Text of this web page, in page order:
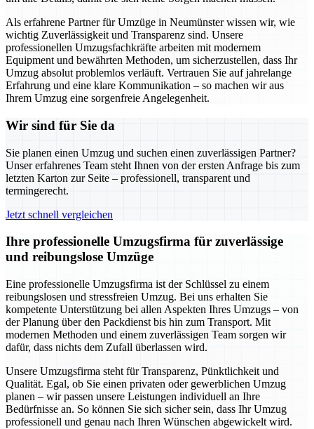
Als erfahrene Partner für Umzüge in Neumünster wissen wir, wie
wichtig Zuverlässigkeit und Transparenz sind. Unsere
professionellen Umzugsfachkräfte arbeiten mit modernem
Equipment und bewährten Methoden, um sicherzustellen, dass Ihr
Umzug absolut problemlos verläuft. Vertrauen Sie auf jahrelange
Erfahrung und eine klare Kommunikation – so machen wir aus
Ihrem Umzug eine sorgenfreie Angelegenheit.
Wir sind für Sie da
Sie planen einen Umzug und suchen einen zuverlässigen Partner?
Unser erfahrenes Team steht Ihnen von der ersten Anfrage bis zum
letzten Karton zur Seite – professionell, transparent und
termingerecht.
Jetzt schnell vergleichen
Ihre professionelle Umzugsfirma für zuverlässige
und reibungslose Umzüge
Eine professionelle Umzugsfirma ist der Schlüssel zu einem
reibungslosen und stressfreien Umzug. Bei uns erhalten Sie
kompetente Unterstützung bei allen Aspekten Ihres Umzugs – von
der Planung über den Packdienst bis hin zum Transport. Mit
modernen Methoden und einem zuverlässigen Team sorgen wir
dafür, dass nichts dem Zufall überlassen wird.
Unsere Umzugsfirma steht für Transparenz, Pünktlichkeit und
Qualität. Egal, ob Sie einen privaten oder gewerblichen Umzug
planen – wir passen unsere Leistungen individuell an Ihre
Bedürfnisse an. So können Sie sich sicher sein, dass Ihr Umzug
professionell und genau nach Ihren Wünschen abgewickelt wird.